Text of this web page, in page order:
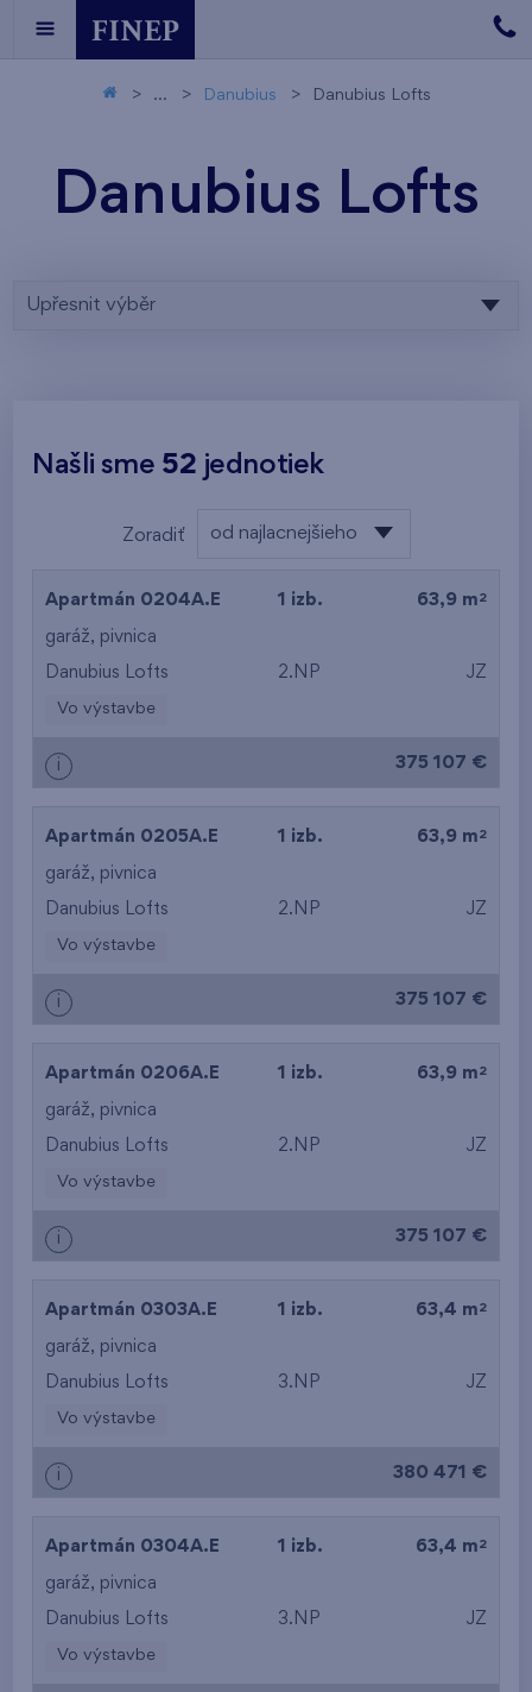
... Danubius Danubius Lofts
Danubius Lofts
Upřesnit výběr
Našli sme 52 jednotiek
Zoradiť od najlacnejšieho
od najmenšej výmery
dispozície
od najvyššieho
Apartmán 0204A.E 1 izb. 63,9 m 2
garáž, pivnica
Danubius Lofts 2.NP JZ
Vo výstavbe
i 375 107 €
Apartmán 0205A.E 1 izb. 63,9 m 2
garáž, pivnica
Danubius Lofts 2.NP JZ
Vo výstavbe
i 375 107 €
Apartmán 0206A.E 1 izb. 63,9 m 2
garáž, pivnica
Danubius Lofts 2.NP JZ
Vo výstavbe
i 375 107 €
Apartmán 0303A.E 1 izb. 63,4 m 2
garáž, pivnica
Danubius Lofts 3.NP JZ
Vo výstavbe
i 380 471 €
Apartmán 0304A.E 1 izb. 63,4 m 2
garáž, pivnica
Danubius Lofts 3.NP JZ
Vo výstavbe